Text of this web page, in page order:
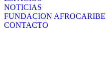
NOTICIAS
FUNDACION AFROCARIBE
CONTACTO